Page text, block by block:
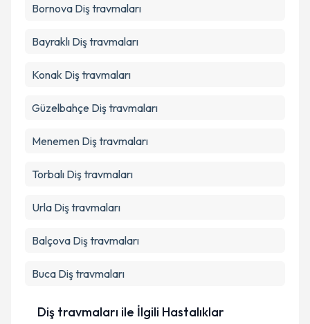
Bornova Diş travmaları
Bayraklı Diş travmaları
Konak Diş travmaları
Güzelbahçe Diş travmaları
Menemen Diş travmaları
Torbalı Diş travmaları
Urla Diş travmaları
Balçova Diş travmaları
Buca Diş travmaları
Diş travmaları ile İlgili Hastalıklar